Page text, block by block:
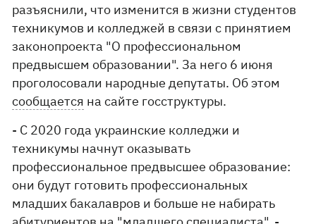
разъяснили, что изменится в жизни студентов
техникумов и колледжей в связи с принятием
законопроекта "О профессиональном
предвысшем образовании". За него 6 июня
проголосовали народные депутаты. Об этом
сообщается на сайте госструктуры.
- С 2020 года украинские колледжи и
техникумы начнут оказывать
профессиональное предвысшее образование:
они будут готовить профессиональных
младших бакалавров и больше не набирать